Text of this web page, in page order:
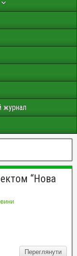
журнал
“Нова
Переглянути